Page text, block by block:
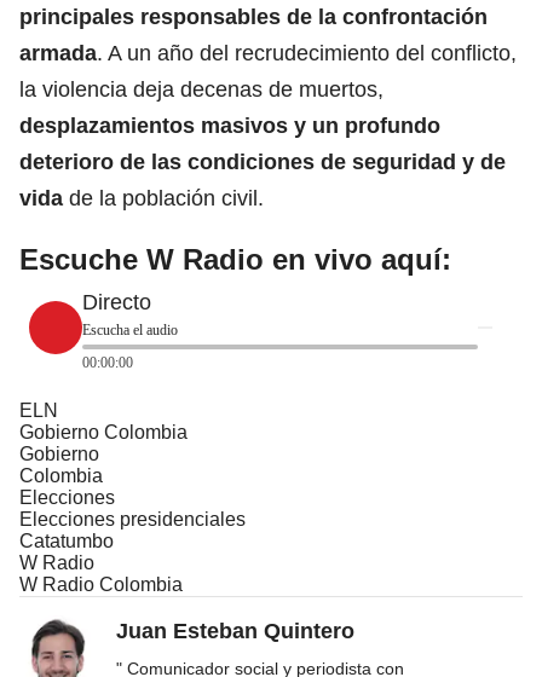
principales responsables de la confrontación
armada. A un año del recrudecimiento del conflicto,
la violencia deja decenas de muertos,
desplazamientos masivos y un profundo
deterioro de las condiciones de seguridad y de
vida de la población civil.
Escuche W Radio en vivo aquí:
Directo
Escucha el audio
00:00:00
ELN
Gobierno Colombia
Gobierno
Colombia
Elecciones
Elecciones presidenciales
Catatumbo
W Radio
W Radio Colombia
Juan Esteban Quintero
" Comunicador social y periodista con